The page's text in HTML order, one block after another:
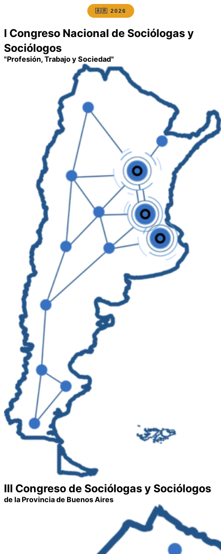
🇦🇷 2026
I Congreso Nacional de Sociólogas y
Sociólogos
"Profesión, Trabajo y Sociedad"
III Congreso de Sociólogas y Sociólogos
de la Provincia de Buenos Aires